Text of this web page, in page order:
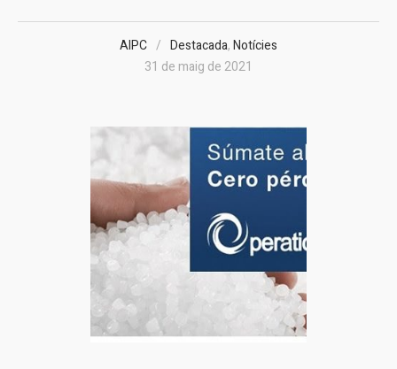
AIPC Destacada,Notícies
31 de maig de 2021